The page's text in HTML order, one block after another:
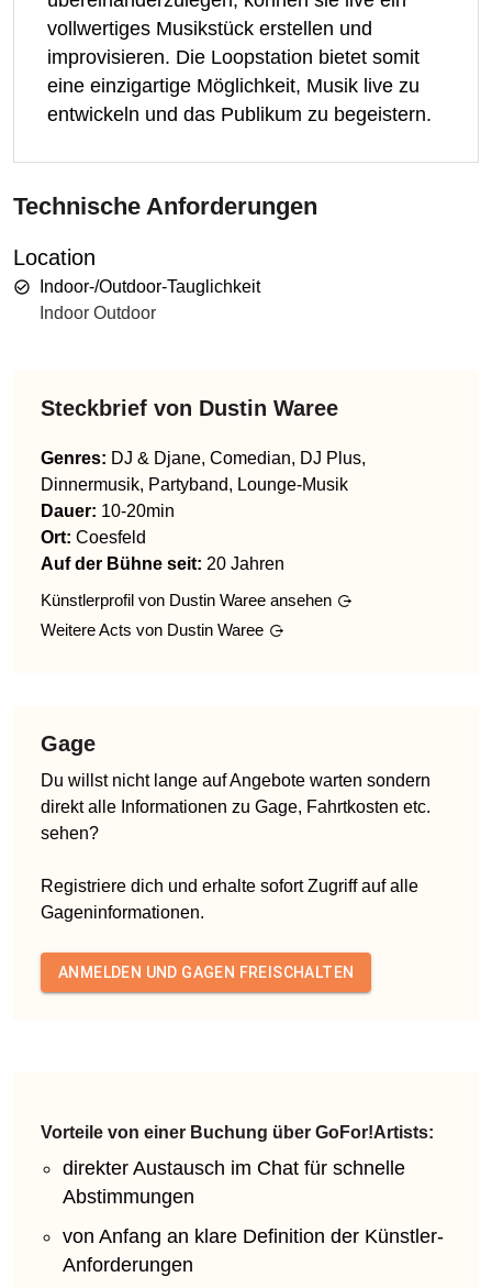
vollwertiges Musikstück erstellen und
improvisieren. Die Loopstation bietet somit
eine einzigartige Möglichkeit, Musik live zu
entwickeln und das Publikum zu begeistern.
Technische Anforderungen
Location
Indoor-/Outdoor-Tauglichkeit
Indoor Outdoor
Steckbrief von Dustin Waree
Genres: DJ & Djane, Comedian, DJ Plus,
Dinnermusik, Partyband, Lounge-Musik
Dauer: 10-20min
Ort: Coesfeld
Auf der Bühne seit: 20 Jahren
Künstlerprofil von Dustin Waree ansehen
Weitere Acts von Dustin Waree
Gage
Du willst nicht lange auf Angebote warten sondern
direkt alle Informationen zu Gage, Fahrtkosten etc.
sehen?
Registriere dich und erhalte sofort Zugriff auf alle
Gageninformationen.
ANMELDEN UND GAGEN FREISCHALTEN
Vorteile von einer Buchung über GoFor!Artists:
direkter Austausch im Chat für schnelle
Abstimmungen
von Anfang an klare Definition der Künstler-
Anforderungen